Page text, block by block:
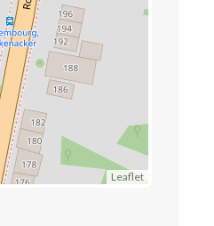
Leaflet